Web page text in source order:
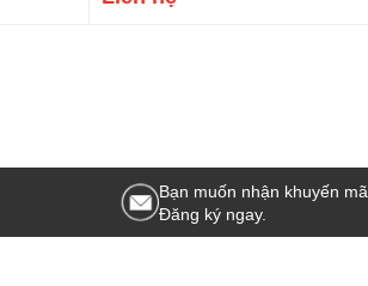
Bạn muốn nhận khuyến
Đăng ký ngay.